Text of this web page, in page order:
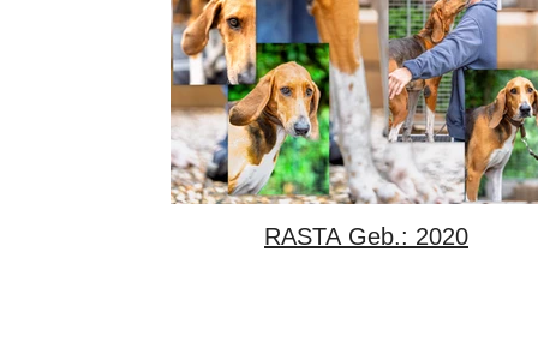
RASTA Geb.: 2020